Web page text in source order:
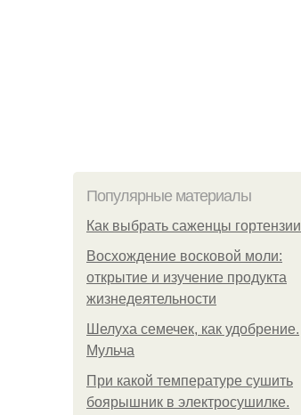
Популярные материалы
Как выбрать саженцы гортензии
Восхождение восковой моли:
открытие и изучение продукта
жизнедеятельности
Шелуха семечек, как удобрение.
Мульча
При какой температуре сушить
боярышник в электросушилке.